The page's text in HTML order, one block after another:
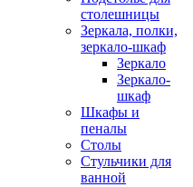
столешницы
Зеркала, полки,
зеркало-шкаф
Зеркало
Зеркало-
шкаф
Шкафы и
пеналы
Столы
Стульчики для
ванной